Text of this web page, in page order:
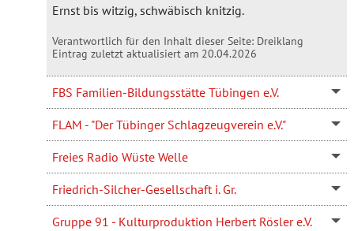
Ernst bis witzig, schwäbisch knitzig.
Verantwortlich für den Inhalt dieser Seite: Dreiklang
Eintrag zuletzt aktualisiert am 20.04.2026
FBS Familien-Bildungsstätte Tübingen e.V.
FLAM - "Der Tübinger Schlagzeugverein e.V."
Freies Radio Wüste Welle
Friedrich-Silcher-Gesellschaft i. Gr.
Gruppe 91 - Kulturproduktion Herbert Rösler e.V.